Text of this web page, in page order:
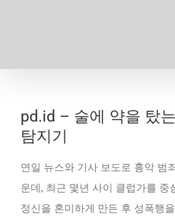
pd.id – 술에 약을 탔
탐지기
연일 뉴스와 기사 보도로 흉악 범
운데, 최근 몇년 사이 클럽가를 중
정신을 혼미하게 만든 후 성폭행